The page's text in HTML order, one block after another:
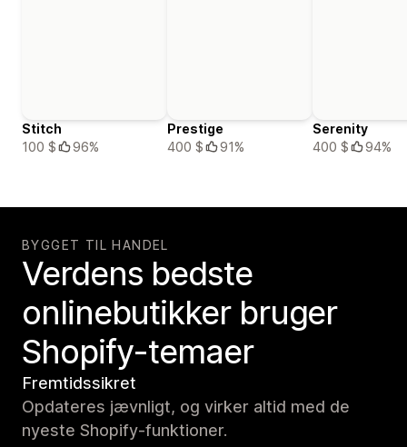
Stitch
100 $
96%
Prestige
400 $
91%
Serenity
400 $
94%
BYGGET TIL HANDEL
Verdens bedste
onlinebutikker bruger
Shopify-temaer
Fremtidssikret
Opdateres jævnligt, og virker altid med de
nyeste Shopify-funktioner.